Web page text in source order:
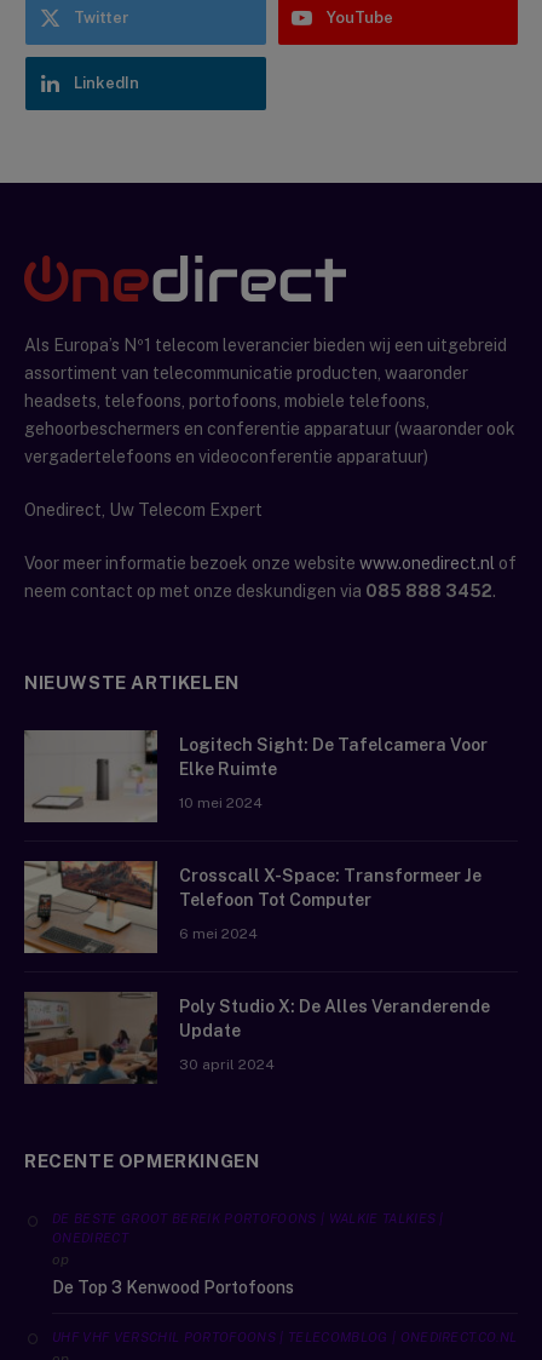
Twitter YouTube
LinkedIn
Als Europa’s Nº1 telecom leverancier bieden wij een uitgebreid
assortiment van telecommunicatie producten, waaronder
headsets, telefoons, portofoons, mobiele telefoons,
gehoorbeschermers en conferentie apparatuur (waaronder ook
vergadertelefoons en videoconferentie apparatuur)
Onedirect, Uw Telecom Expert
Voor meer informatie bezoek onze website www.onedirect.nl of
neem contact op met onze deskundigen via 085 888 3452.
NIEUWSTE ARTIKELEN
Logitech Sight: De Tafelcamera Voor
Elke Ruimte
10 mei 2024
Crosscall X-Space: Transformeer Je
Telefoon Tot Computer
6 mei 2024
Poly Studio X: De Alles Veranderende
Update
30 april 2024
RECENTE OPMERKINGEN
DE BESTE GROOT BEREIK PORTOFOONS | WALKIE TALKIES |
ONEDIRECT
op
De Top 3 Kenwood Portofoons
UHF VHF VERSCHIL PORTOFOONS | TELECOMBLOG | ONEDIRECT.CO.NL